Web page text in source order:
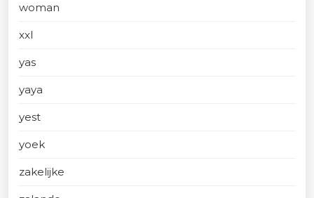
woman
xxl
yas
yaya
yest
yoek
zakelijke